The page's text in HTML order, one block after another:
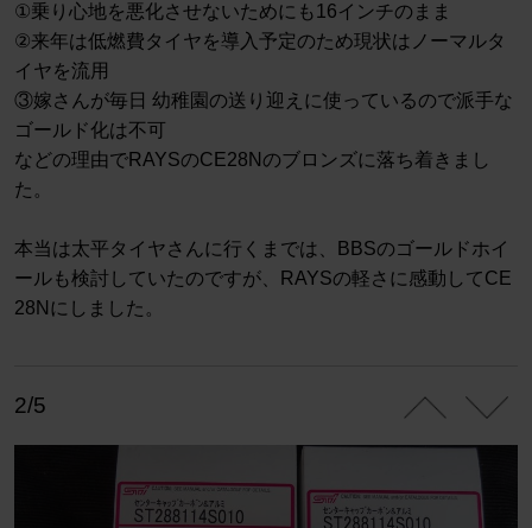
①乗り心地を悪化させないためにも16インチのまま
②来年は低燃費タイヤを導入予定のため現状はノーマルタ
イヤを流用
③嫁さんが毎日 幼稚園の送り迎えに使っているので派手な
ゴールド化は不可
などの理由でRAYSのCE28Nのブロンズに落ち着きまし
た。
本当は太平タイヤさんに行くまでは、BBSのゴールドホイ
ールも検討していたのですが、RAYSの軽さに感動してCE
28Nにしました。
2/5